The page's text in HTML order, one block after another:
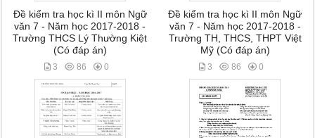
Đề kiểm tra học kì II môn Ngữ
văn 7 - Năm học 2017-2018 -
Trường THCS Lý Thường Kiệt
(Có đáp án)
3 86 0
Đề kiểm tra học kì II môn Ngữ
văn 7 - Năm học 2017-2018 -
Trường TH, THCS, THPT Việt
Mỹ (Có đáp án)
3 86 0